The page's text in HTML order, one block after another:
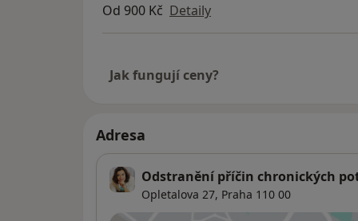
Od 900 Kč Detaily
Jak fungují ceny?
Adresa
Odstranění příčin chronických
Opletalova 27, Praha 110 00